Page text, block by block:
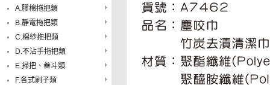
A.膠棉拖把類
B.靜電拖把類
C.棉紗拖把類
D.不沾手拖把類
E.掃把、畚斗類
F.各式刷子類